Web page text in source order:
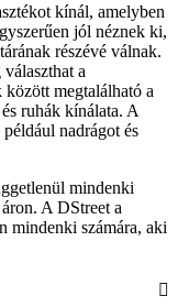
kínál, amelyben
jól néznek ki,
részévé válnak.
a
megtalálható a
ruhák kínálata. A
nadrágot és
mindenki
A DStreet a
mindenki számára, aki